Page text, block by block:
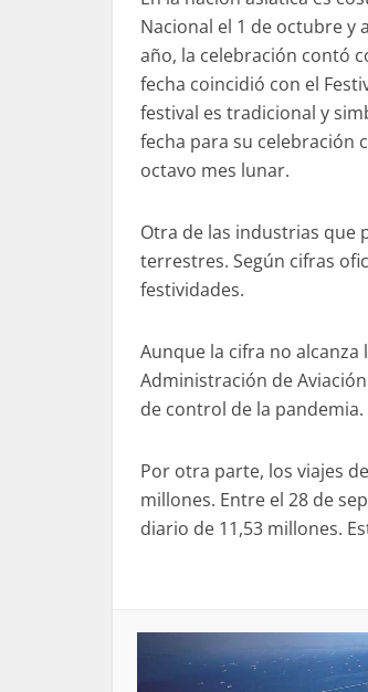
Nacional el 1 de octubre y
año, la celebración contó
fecha coincidió con el
festival es tradicional y
fecha para su celebración
octavo mes lunar.
Otra de las industrias que
terrestres. Según cifras
festividades.
Aunque la cifra no
Administración de
de control de la pandemia.
Por otra parte, los viajes
millones. Entre el 28 de
diario de 11,53 millones.